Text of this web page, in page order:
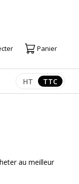
Panier
Afficher les
HT TTC
au meilleur